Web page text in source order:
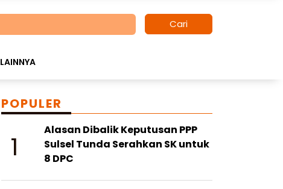
Cari
LAINNYA
POPULER
1
Alasan Dibalik Keputusan PPP
Sulsel Tunda Serahkan SK untuk
8 DPC